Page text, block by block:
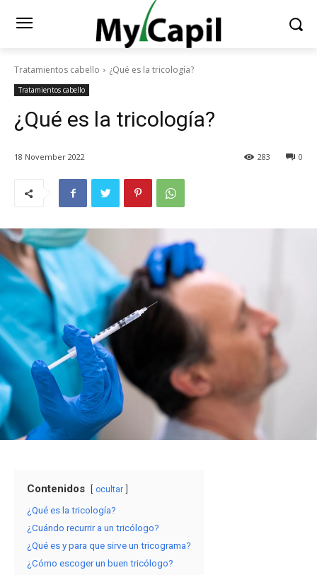
Tratamientos cabello ¿Qué es la tricología?
Tratamientos cabello
¿Qué es la tricología?
18 November 2022 0
283
Contenidos ocultar
¿Qué es la tricología?
¿Cuándo recurrir a un tricólogo?
¿Qué es y para que sirve un tricograma?
¿Cómo escoger un buen tricólogo?